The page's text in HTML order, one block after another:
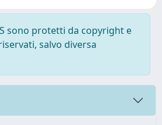
sono protetti da copyright e
salvo diversa